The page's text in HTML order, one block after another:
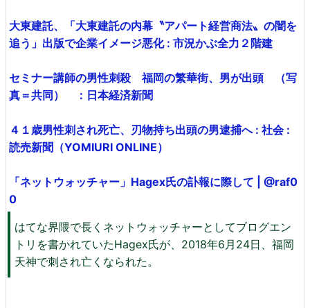
大東建託、「大東建託の内幕〝アパート経営商法〟の闇を
追う」出版で企業イメージ悪化 : 市況かぶ全力２階建
セミナー講師の男性刺殺 福岡の繁華街、男が出頭 （写
真＝共同） ：日本経済新聞
４１歳男性刺され死亡、刃物持ち出頭の男逮捕へ : 社会 :
読売新聞（YOMIURI ONLINE）
「ネットウォッチャー」Hagex氏の訃報に際して | @raf0
0
はてな界隈で長くネットウォッチャーとしてブログエン
トリを書かれていたHagex氏が、2018年6月24日、福岡
天神で刺され亡くなられた。